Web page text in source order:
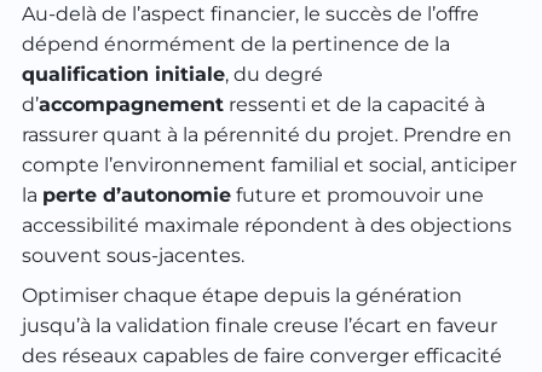
Au-delà de l’aspect financier, le succès de l’offre
dépend énormément de la pertinence de la
qualification initiale, du degré
d’accompagnementressenti et de la capacité à
rassurer quant à la pérennité du projet. Prendre en
compte l’environnement familial et social, anticiper
la perte d’autonomiefuture et promouvoir une
accessibilité maximale répondent à des objections
souvent sous-jacentes.
Optimiser chaque étape depuis la génération
jusqu’à la validation finale creuse l’écart en faveur
des réseaux capables de faire converger efficacité